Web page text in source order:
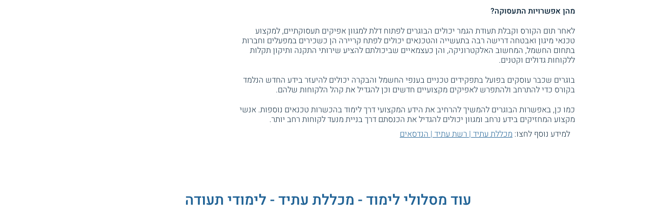
מהן אפשרויות התעסוקה?
לאחר תום הקורס וקבלת תעודת הגמר יכולים הבוגרים לפתוח דלת למגוון אפיקים תעסוקתיים, למקצוע
טכנאי מיגון ואבטחה דרישה רבה בתעשייה והטכנאים יכולים לפתח קריירה הן כשכירים במפעלים וחברות
בתחום החשמל, המחשוב האלקטרוניקה, והן כעצמאיים שביכולתם להציע שירותי התקנה ותיקון תקלות
ללקוחות גדולים וקטנים.
בוגרים שכבר עוסקים בפועל בתפקידים טכניים בענפי החשמל והבקרה יכולים להיעזר בידע החדש הנלמד
בקורס כדי להתרחב ולהתפרש לאפיקים מקצועיים חדשים וכן להגדיל את קהל הלקוחות שלהם.
כמו כן, באפשרות הבוגרים להמשיך להרחיב את הידע המקצועי דרך לימוד בהכשרות טכנאים נוספות. אנשי
מקצוע המחזיקים בידע נרחב ומגוון יכולים להגדיל את הכנסתם דרך בניית מנעד לקוחות רחב יותר.
למידע נוסף לחצו: מכללת עתיד | רשת עתיד | הנדסאים
עוד מסלולי לימוד - מכללת עתיד - לימודי תעודה